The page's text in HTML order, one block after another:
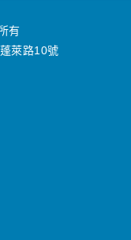
有
萊路10號